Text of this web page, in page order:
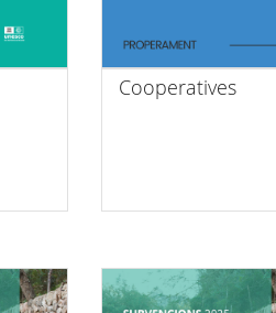
Cooperatives